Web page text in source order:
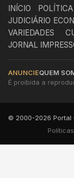
INÍCIO POLÍTICA
JUDICIÁRIO
VARIEDADES
JORNAL
ANUNCIEQUEM
É proibida a
© 2000-2026 Portal